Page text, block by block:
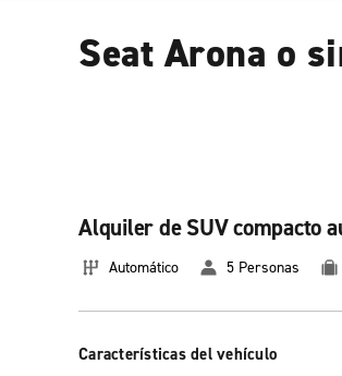
Seat Arona o
Alquiler de SUV compacto
Automático 5 Personas
Características del vehículo